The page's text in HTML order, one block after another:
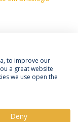
Condições
to improve our
a great website
we use open the
Deny